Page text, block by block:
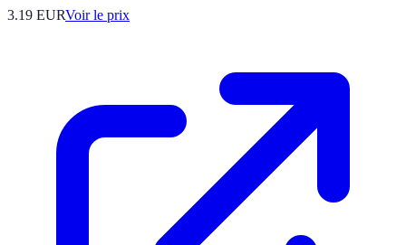
3.19 EURVoir le prix